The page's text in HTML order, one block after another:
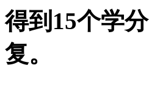
得到15个学
复。